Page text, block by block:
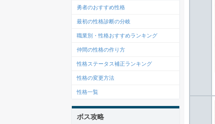
勇者のおすすめ性格
最初の性格診断の分岐
職業別・性格おすすめランキング
仲間の性格の作り方
性格ステータス補正ランキング
性格の変更方法
性格一覧
ボス攻略